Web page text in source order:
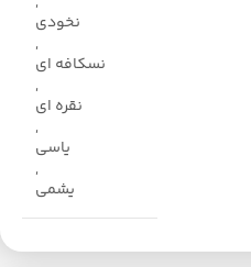
نخودی
,
نسکافه ای
,
نقره ای
,
یاسی
,
یشمی